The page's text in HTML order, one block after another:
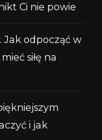
Ci nie powie
Jak odpocząć w
siłę na
i jak